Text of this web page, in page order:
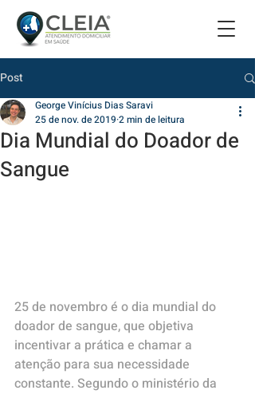
Post
Dia Mundial do Doador de
Sangue
George Vinícius Dias Saravi
25 de nov. de 2019 2 min de leitura
25 de novembro é o dia mundial do
doador de sangue, que objetiva
incentivar a prática e chamar a
atenção para sua necessidade
constante. Segundo o ministério da